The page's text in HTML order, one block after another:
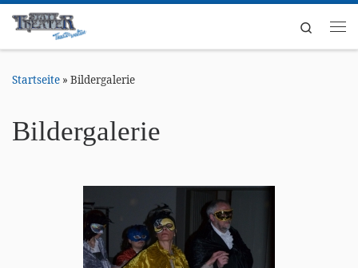
Zum Inhalt springen
Search
Startseite » Bildergalerie
Bildergalerie